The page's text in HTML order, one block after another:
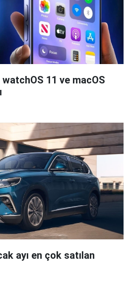
11 ve macOS
ayı en çok satılan